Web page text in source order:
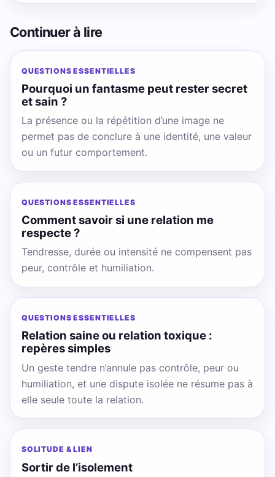
Continuer à lire
QUESTIONS ESSENTIELLES
Pourquoi un fantasme peut rester secret
et sain ?
La présence ou la répétition d’une image ne
permet pas de conclure à une identité, une valeur
ou un futur comportement.
QUESTIONS ESSENTIELLES
Comment savoir si une relation me
respecte ?
Tendresse, durée ou intensité ne compensent pas
peur, contrôle et humiliation.
QUESTIONS ESSENTIELLES
Relation saine ou relation toxique :
repères simples
Un geste tendre n’annule pas contrôle, peur ou
humiliation, et une dispute isolée ne résume pas à
elle seule toute la relation.
SOLITUDE & LIEN
Sortir de l’isolement